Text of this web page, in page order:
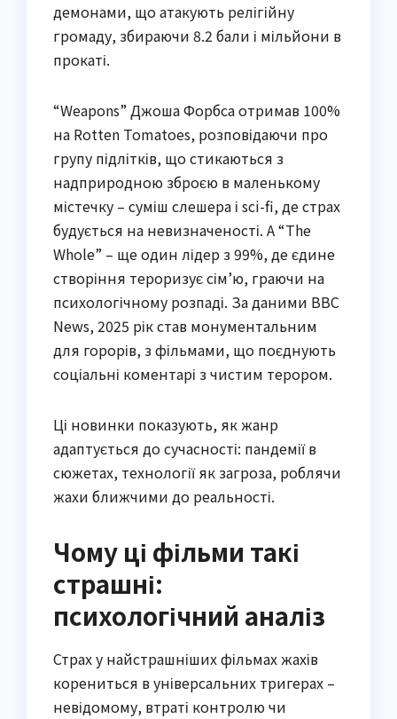
демонами, що атакують релігійну
громаду, збираючи 8.2 бали і мільйони в
прокаті.
“Weapons” Джоша Форбса отримав 100%
на Rotten Tomatoes, розповідаючи про
групу підлітків, що стикаються з
надприродною зброєю в маленькому
містечку – суміш слешера і sci-fi, де страх
будується на невизначеності. А “The
Whole” – ще один лідер з 99%, де єдине
створіння тероризує сім’ю, граючи на
психологічному розпаді. За даними BBC
News, 2025 рік став монументальним
для горорів, з фільмами, що поєднують
соціальні коментарі з чистим терором.
Ці новинки показують, як жанр
адаптується до сучасності: пандемії в
сюжетах, технології як загроза, роблячи
жахи ближчими до реальності.
Чому ці фільми такі
страшні:
психологічний аналіз
Страх у найстрашніших фільмах жахів
корениться в універсальних тригерах –
невідомому, втраті контролю чи